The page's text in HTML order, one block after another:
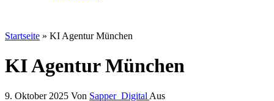
Startseite » KI Agentur München
KI Agentur München
9. Oktober 2025 Von Sapper_Digital Aus